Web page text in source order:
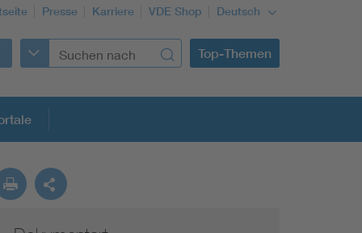
Presse Karriere VDE Shop Deutsch
Top-Themen